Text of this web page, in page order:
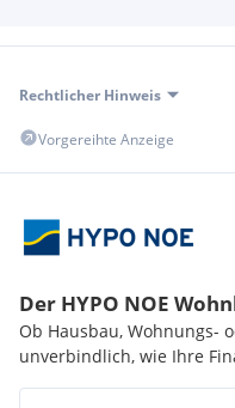
Rechtlicher Hinweis
Vorgereihte Anzeige
Der HYPO NOE
Ob Hausbau, Wohnungs-
unverbindlich, wie Ihre